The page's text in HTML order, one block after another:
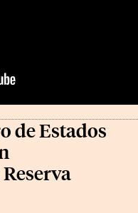
de Estados